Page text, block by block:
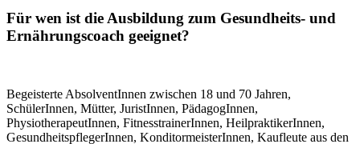
Für wen ist die Ausbildung zum Gesundheits- und
Ernährungscoach geeignet?
Begeisterte AbsolventInnen zwischen 18 und 70 Jahren,
SchülerInnen, Mütter, JuristInnen, PädagogInnen,
PhysiotherapeutInnen, FitnesstrainerInnen, HeilpraktikerInnen,
GesundheitspflegerInnen, KonditormeisterInnen, Kaufleute aus den